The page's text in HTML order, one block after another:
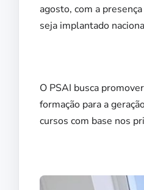
agosto, com a
seja implantado
O PSAI busca
formação para a
cursos com base nos